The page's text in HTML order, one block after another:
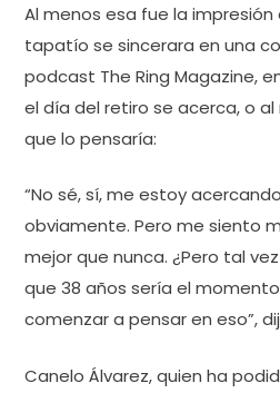
Al menos esa fue la
tapatío se sincerara en una
podcast The Ring Magazine,
el día del retiro se acerca, o
que lo pensaría:
“No sé, sí, me estoy
obviamente. Pero me siento
mejor que nunca. ¿Pero tal
que 38 años sería el
comenzar a pensar en eso”,
Canelo Álvarez, quien ha